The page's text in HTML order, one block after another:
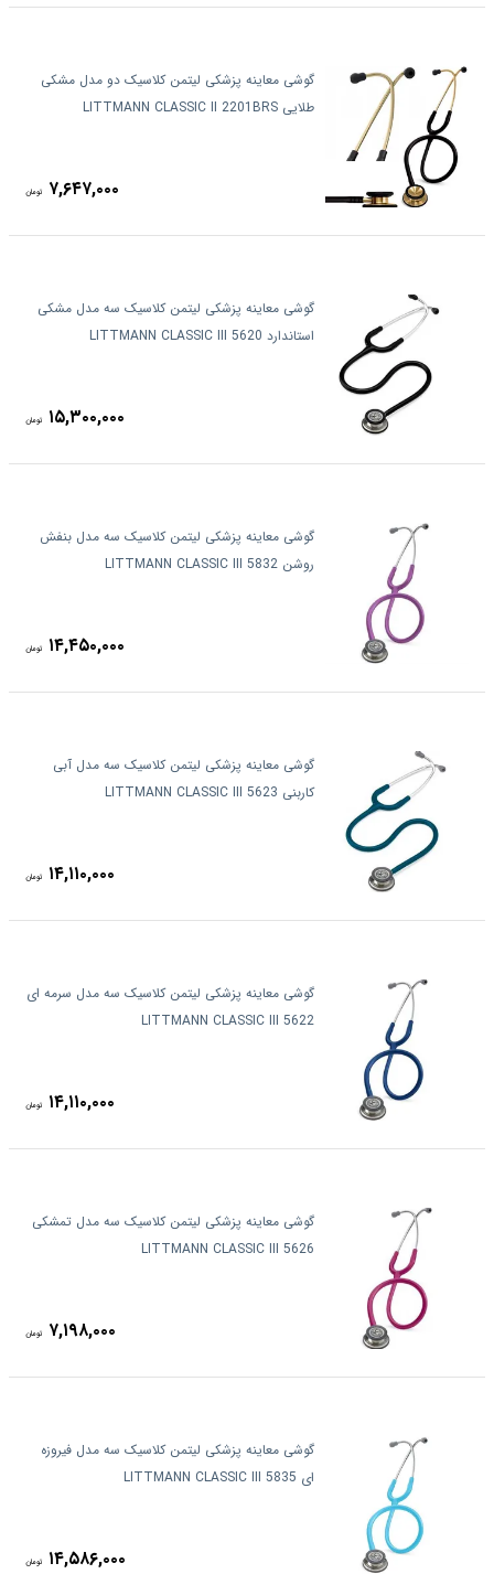
گوشی معاینه پزشکی لیتمن کلاسیک دو مدل مشکی
طلایی LITTMANN CLASSIC II 2201BRS
۷,۶۴۷,۰۰۰ تومان
گوشی معاینه پزشکی لیتمن کلاسیک سه مدل مشکی
استاندارد 5620 LITTMANN CLASSIC III
۱۵,۳۰۰,۰۰۰ تومان
گوشی معاینه پزشکی لیتمن کلاسیک سه مدل بنفش
روشن 5832 LITTMANN CLASSIC III
۱۴,۴۵۰,۰۰۰ تومان
گوشی معاینه پزشکی لیتمن کلاسیک سه مدل آبی
کاربنی 5623 LITTMANN CLASSIC III
۱۴,۱۱۰,۰۰۰ تومان
گوشی معاینه پزشکی لیتمن کلاسیک سه مدل سرمه ای
5622 LITTMANN CLASSIC III
۱۴,۱۱۰,۰۰۰ تومان
گوشی معاینه پزشکی لیتمن کلاسیک سه مدل تمشکی
5626 LITTMANN CLASSIC III
۷,۱۹۸,۰۰۰ تومان
گوشی معاینه پزشکی لیتمن کلاسیک سه مدل فیروزه
ای 5835 LITTMANN CLASSIC III
۱۴,۵۸۶,۰۰۰ تومان